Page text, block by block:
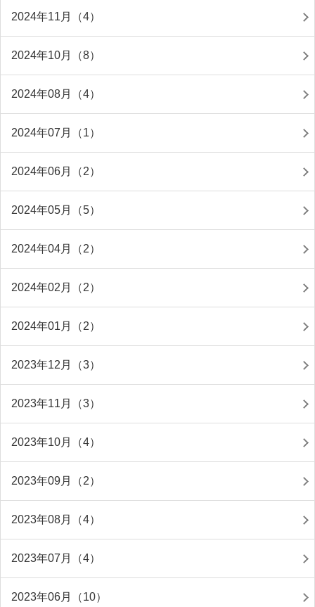
2024年11月（4）
2024年10月（8）
2024年08月（4）
2024年07月（1）
2024年06月（2）
2024年05月（5）
2024年04月（2）
2024年02月（2）
2024年01月（2）
2023年12月（3）
2023年11月（3）
2023年10月（4）
2023年09月（2）
2023年08月（4）
2023年07月（4）
2023年06月（10）